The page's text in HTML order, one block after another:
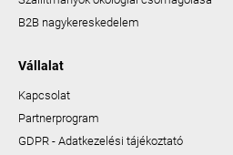
B2B nagykereskedelem
Vállalat
Kapcsolat
Partnerprogram
GDPR - Adatkezelési tájékoztató